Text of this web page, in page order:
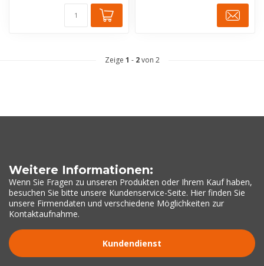
Zeige 1 - 2von 2
Weitere Informationen:
Wenn Sie Fragen zu unseren Produkten oder Ihrem Kauf haben,
besuchen Sie bitte unsere Kundenservice-Seite. Hier finden Sie
unsere Firmendaten und verschiedene Möglichkeiten zur
Kontaktaufnahme.
Kundendienst